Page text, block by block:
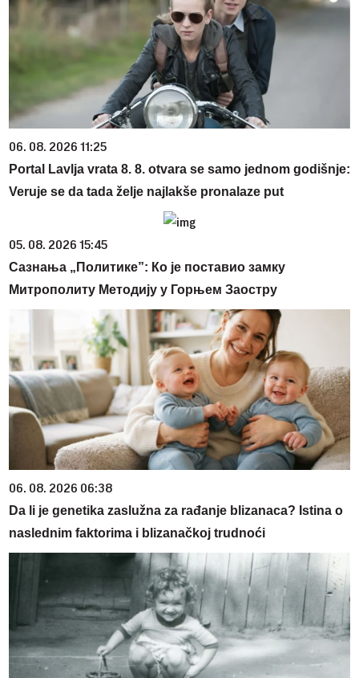
06. 08. 2026 11:25
Portal Lavlja vrata 8. 8. otvara se samo jednom godišnje:
Veruje se da tada želje najlakše pronalaze put
05. 08. 2026 15:45
Сазнања „Политике”: Ко је поставио замку
Митрополиту Методију у Горњем Заостру
06. 08. 2026 06:38
Da li je genetika zaslužna za rađanje blizanaca? Istina o
naslednim faktorima i blizanačkoj trudnoći